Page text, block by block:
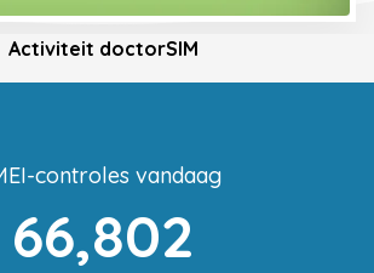
Activiteit doctorSIM
controles vandaag
66,802